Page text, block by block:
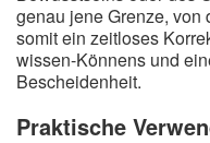
genau jene Grenze, von
somit ein zeitloses
wissen-Könnens und
Bescheidenheit.
Praktische